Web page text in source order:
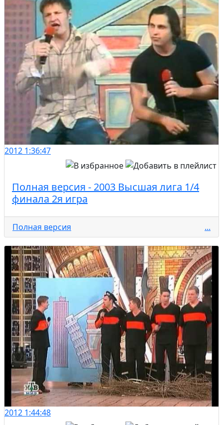
2012 1:36:47
Полная версия - 2003 Высшая лига 1/4
финала 2я игра
Полная версия ...
2012 1:44:48